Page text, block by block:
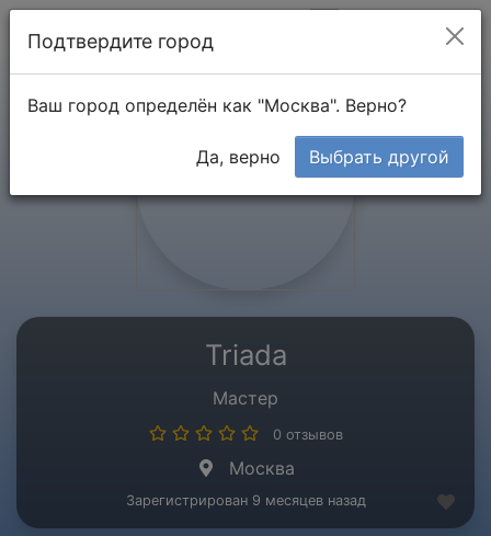
Triada
Мастер
0 отзывов
Москва
Зарегистрирован 9 месяцев назад
Подтвердите город
Ваш город определён как "Москва". Верно?
Да, верно Выбрать другой